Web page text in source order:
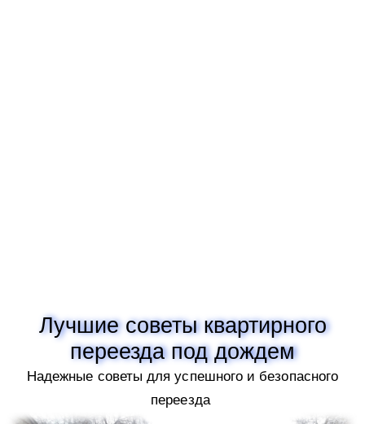
Лучшие советы квартирного
переезда под дождем
Надежные советы для успешного и безопасного
переезда